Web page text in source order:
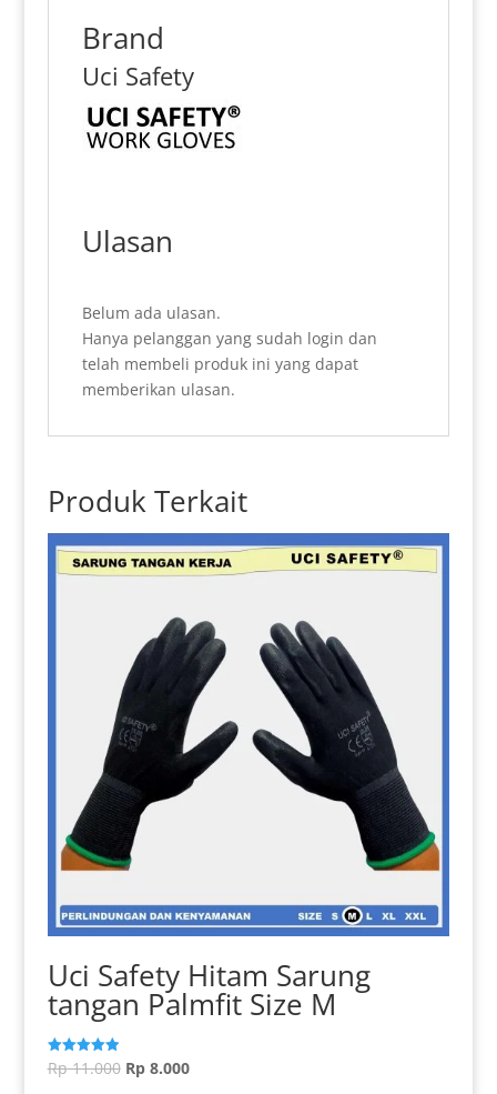
Brand
Uci Safety
Ulasan
Belum ada ulasan.
Hanya pelanggan yang sudah login dan
telah membeli produk ini yang dapat
memberikan ulasan.
Produk Terkait
Uci Safety Hitam Sarung
tangan Palmfit Size M
Dinilai
5.00
Rp11.000 Harga
Rp8.000Harga